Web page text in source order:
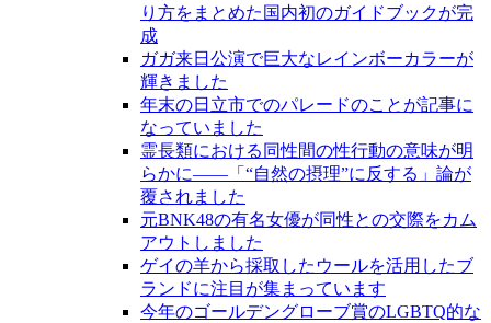
り方をまとめた国内初のガイドブックが完
成
ガガ来日公演で巨大なレインボーカラーが
輝きました
年末の日立市でのパレードのことが記事に
なっていました
霊長類における同性間の性行動の意味が明
らかに――「“自然の摂理”に反する」論が
覆されました
元BNK48の有名女優が同性との交際をカム
アウトしました
ゲイの羊から採取したウールを活用したブ
ランドに注目が集まっています
今年のゴールデングローブ賞のLGBTQ的な